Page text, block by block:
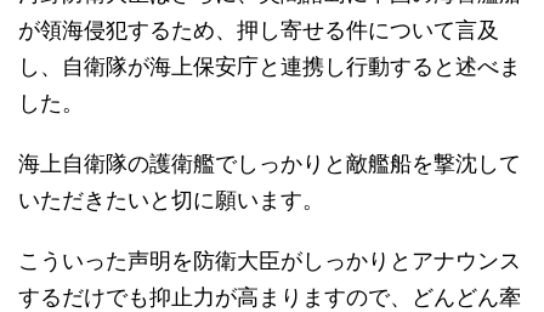
が領海侵犯するため、押し寄せる件について言及
し、自衛隊が海上保安庁と連携し行動すると述べま
した。
海上自衛隊の護衛艦でしっかりと敵艦船を撃沈して
いただきたいと切に願います。
こういった声明を防衛大臣がしっかりとアナウンス
するだけでも抑止力が高まりますので、どんどん牽